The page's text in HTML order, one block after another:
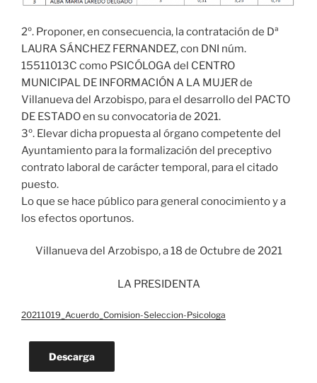
2º. Proponer, en consecuencia, la contratación de Dª
LAURA SÁNCHEZ FERNANDEZ, con DNI núm.
15511013C como PSICÓLOGA del CENTRO
MUNICIPAL DE INFORMACIÓN A LA MUJER de
Villanueva del Arzobispo, para el desarrollo del PACTO
DE ESTADO en su convocatoria de 2021.
3º. Elevar dicha propuesta al órgano competente del
Ayuntamiento para la formalización del preceptivo
contrato laboral de carácter temporal, para el citado
puesto.
Lo que se hace público para general conocimiento y a
los efectos oportunos.
Villanueva del Arzobispo, a 18 de Octubre de 2021
LA PRESIDENTA
20211019_Acuerdo_Comision-Seleccion-Psicologa
Descarga